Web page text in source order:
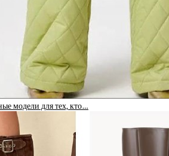
модели для тех, кто…